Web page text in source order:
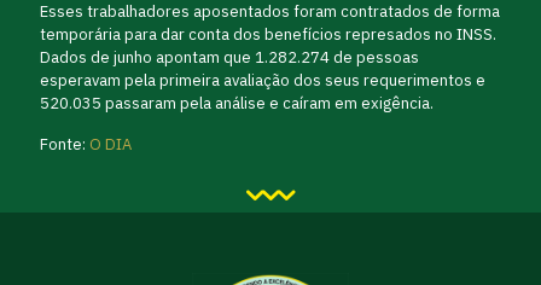
Esses trabalhadores aposentados foram contratados de forma
temporária para dar conta dos benefícios represados no INSS.
Dados de junho apontam que 1.282.274 de pessoas
esperavam pela primeira avaliação dos seus requerimentos e
520.035 passaram pela análise e caíram em exigência.
Fonte: O DIA